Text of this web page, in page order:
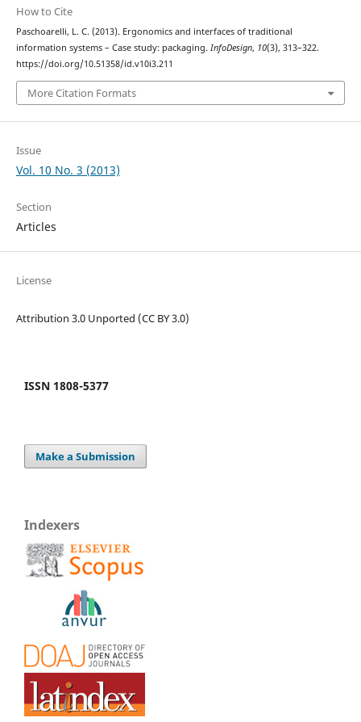
How to Cite
Paschoarelli, L. C. (2013). Ergonomics and interfaces of traditional
information systems – Case study: packaging. InfoDesign, 10(3), 313–322.
https://doi.org/10.51358/id.v10i3.211
More Citation Formats
Issue
Vol. 10 No. 3 (2013)
Section
Articles
License
Attribution 3.0 Unported (CC BY 3.0)
ISSN 1808-5377
Make a Submission
Indexers